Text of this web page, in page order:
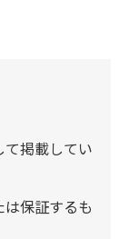
掲載してい
保証するも